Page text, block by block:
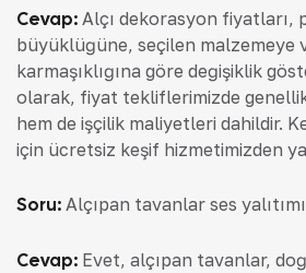
Cevap: Alçı dekorasyon fiyatları,
büyüklüğüne, seçilen malzemeye
karmaşıklığına göre değişiklik
olarak, fiyat tekliflerimizde
hem de işçilik maliyetleri dahildir.
için ücretsiz keşif hizmetimizden
Soru: Alçıpan tavanlar ses
Cevap: Evet, alçıpan tavanlar,